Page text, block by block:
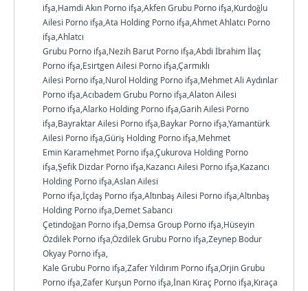
ifşa,Hamdi Akın Porno ifşa,Akfen Grubu Porno ifşa,Kurdoğlu
Ailesi Porno ifşa,Ata Holding Porno ifşa,Ahmet Ahlatcı Porno
ifşa,Ahlatcı
Grubu Porno ifşa,Nezih Barut Porno ifşa,Abdi İbrahim İlaç
Porno ifşa,Esirtgen Ailesi Porno ifşa,Çarmıklı
Ailesi Porno ifşa,Nurol Holding Porno ifşa,Mehmet Ali Aydınlar
Porno ifşa,Acıbadem Grubu Porno ifşa,Alaton Ailesi
Porno ifşa,Alarko Holding Porno ifşa,Garih Ailesi Porno
ifşa,Bayraktar Ailesi Porno ifşa,Baykar Porno ifşa,Yamantürk
Ailesi Porno ifşa,Güriş Holding Porno ifşa,Mehmet
Emin Karamehmet Porno ifşa,Çukurova Holding Porno
ifşa,Şefik Dizdar Porno ifşa,Kazancı Ailesi Porno ifşa,Kazancı
Holding Porno ifşa,Aslan Ailesi
Porno ifşa,İçdaş Porno ifşa,Altınbaş Ailesi Porno ifşa,Altınbaş
Holding Porno ifşa,Demet Sabancı
Çetindoğan Porno ifşa,Demsa Group Porno ifşa,Hüseyin
Özdilek Porno ifşa,Özdilek Grubu Porno ifşa,Zeynep Bodur
Okyay Porno ifşa,
Kale Grubu Porno ifşa,Zafer Yıldırım Porno ifşa,Orjin Grubu
Porno ifşa,Zafer Kurşun Porno ifşa,İnan Kıraç Porno ifşa,Kıraça